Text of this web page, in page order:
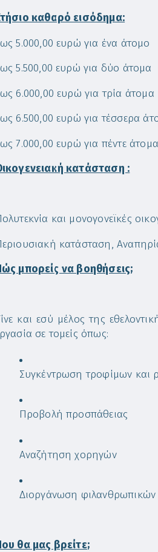
καθαρό εισόδημα:
5.000,00 ευρώ για ένα άτομο
5.500,00 ευρώ για δύο άτομα
6.000,00 ευρώ για τρία άτομα
6.500,00 ευρώ για τέσσερα
7.000,00 ευρώ για πέντε
κατάσταση :
και μονογονεϊκές
κατάσταση,
μπορείς να βοηθήσεις;
και εσύ μέλος της
σε τομείς όπως:
Συγκέντρωση τροφίμων και
Προβολή προσπάθειας
Αναζήτηση χορηγών
Διοργάνωση
θα μας βρείτε;